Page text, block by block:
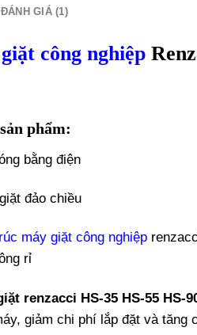
ĐÁNH GIÁ (1)
công nghiệp
phẩm:
bằng điện
đảo chiều
máy giặt công nghiệp
rỉ
renzacci HS-35 HS-55 HS-
giảm chi phí lắp đặt và tăng